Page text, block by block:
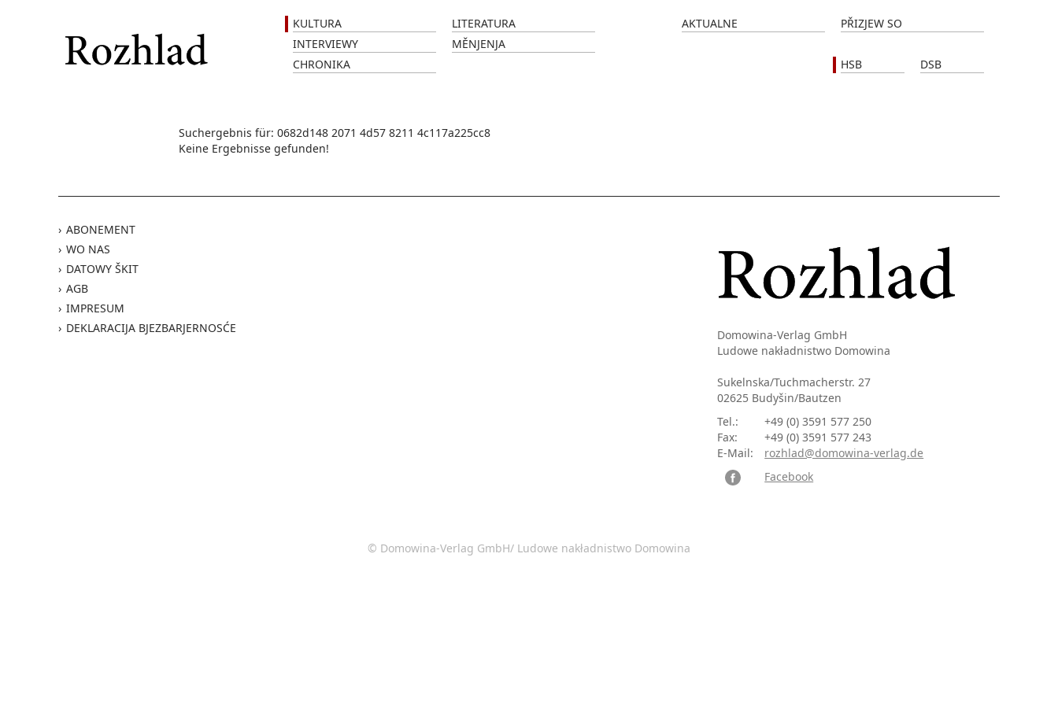
HSB DSB
AKTUALNE PŘIZJEW SO
KULTURA
LITERATURA
INTERVIEWY
MĚNJENJA
CHRONIKA
Suchergebnis für: 0682d148 2071 4d57 8211 4c117a225cc8
Keine Ergebnisse gefunden!
Domowina-Verlag GmbH
Ludowe nakładnistwo Domowina
Sukelnska/Tuchmacherstr. 27
02625 Budyšin/Bautzen
Tel.:
+49 (0) 3591 577 250
Fax:
+49 (0) 3591 577 243
E-Mail:
rozhlad@domowina-verlag.de
Facebook
© Domowina-Verlag GmbH/ Ludowe nakładnistwo Domowina
ABONEMENT
WO NAS
DATOWY ŠKIT
AGB
IMPRESUM
DEKLARACIJA BJEZBARJERNOSĆE